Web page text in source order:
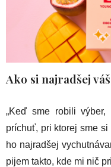
Ako si najradšej
„Keď sme robili
príchuť, pri ktorej sme si
ho najradšej
pijem takto, kde mi nič